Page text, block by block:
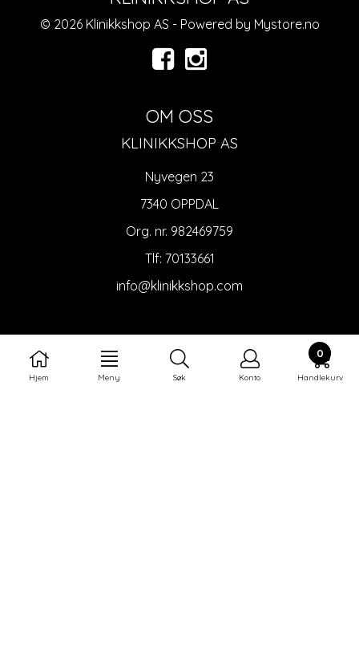
Hjem Meny Søk Konto
0
Handlekurv
© 2026 Klinikkshop AS - Powered by Mystore.no
OM OSS
KLINIKKSHOP AS
Nyvegen 23
7340 OPPDAL
Org. nr. 982469759
Tlf: 70133661
info@klinikkshop.com
Om oss